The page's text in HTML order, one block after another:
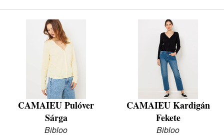
CAMAIEU Pulóver
Sárga
Bibloo
CAMAIEU Kardigán
Fekete
Bibloo